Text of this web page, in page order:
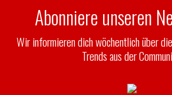
Abonniere unseren
Wir informieren dich wöchentlich über
Trends aus der